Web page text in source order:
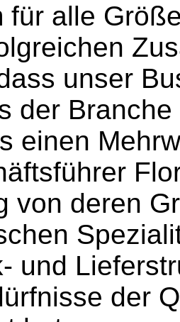
für alle
unser
der
einen
von deren
und
der